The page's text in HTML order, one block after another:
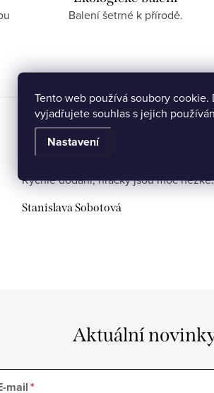
Tento web používá soubory
vyjadřujete souhlas s jejich
Nastavení
Balení šetrné k přírodě.
Rychlé dodání, hračky jsou moc hezké.
Stanislava Sobotová
Aktuální
mail